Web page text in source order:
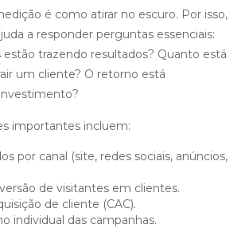
é como atirar no escuro. Por isso,
a responder perguntas essenciais:
estão trazendo resultados? Quanto está
um cliente? O retorno está
importantes incluem:
por canal (site, redes sociais, anúncios,
de visitantes em clientes.
de cliente (CAC).
individual das campanhas.